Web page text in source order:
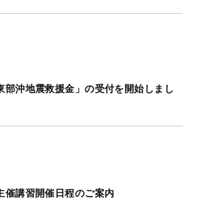
部沖地震救援金」の受付を開始しまし
講習開催日程のご案内